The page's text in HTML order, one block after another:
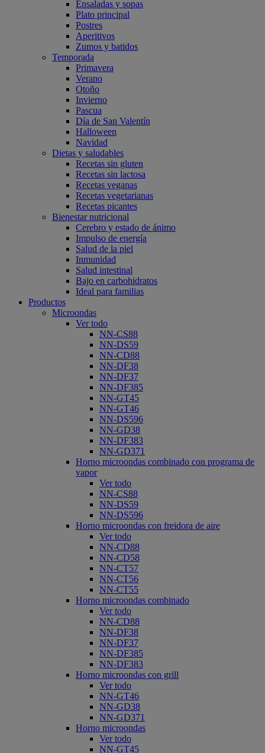
Ensaladas y sopas
Plato principal
Postres
Aperitivos
Zumos y batidos
Temporada
Primavera
Verano
Otoño
Invierno
Pascua
Día de San Valentín
Halloween
Navidad
Dietas y saludables
Recetas sin gluten
Recetas sin lactosa
Recetas veganas
Recetas vegetarianas
Recetas picantes
Bienestar nutricional
Cerebro y estado de ánimo
Impulso de energía
Salud de la piel
Inmunidad
Salud intestinal
Bajo en carbohidratos
Ideal para familias
Productos
Microondas
Ver todo
NN-CS88
NN-DS59
NN-CD88
NN-DF38
NN-DF37
NN-DF385
NN-GT45
NN-GT46
NN-DS596
NN-GD38
NN-DF383
NN-GD371
Horno microondas combinado con programa de
vapor
Ver todo
NN-CS88
NN-DS59
NN-DS596
Horno microondas con freidora de aire
Ver todo
NN-CD88
NN-CD58
NN-CT57
NN-CT56
NN-CT55
Horno microondas combinado
Ver todo
NN-CD88
NN-DF38
NN-DF37
NN-DF385
NN-DF383
Horno microondas con grill
Ver todo
NN-GT46
NN-GD38
NN-GD371
Horno microondas
Ver todo
NN-GT45